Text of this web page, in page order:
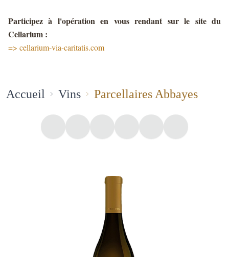
Participez à l'opération en vous rendant sur le site du
Cellarium :
=> cellarium-via-caritatis.com
Accueil Vins Parcellaires Abbayes